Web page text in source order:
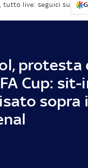
tutto live: seguici su
protesta
Cup: sit-
sopra